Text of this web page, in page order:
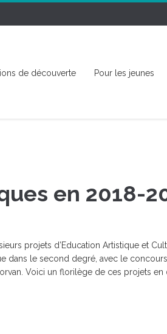
de découverte Pour les jeunes
en 2018-
projets d’Education Artistique et
dans le second degré, avec le concours
Voici un florilège de ces projets en